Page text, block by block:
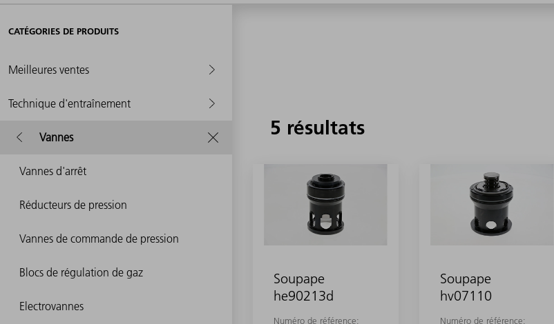
CATÉGORIES DE PRODUITS
Meilleures ventes
Technique d'entraînement
Vannes
Vannes d'arrêt
Réducteurs de pression
Vannes de commande de pression
Blocs de régulation de gaz
Electrovannes
5 résultats
Soupape
he90213d
Numéro de référence:
Soupape
hv07110
Numéro de référence: